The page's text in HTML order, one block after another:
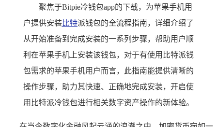
聚焦于Bitpie冷钱包app的下载，为苹果手机用
户提供安装比特派钱包的全流程指南，详细介绍了
从开始准备到完成安装的一系列步骤，帮助用户顺
利在苹果手机上安装该钱包，对于有使用比特派钱
包需求的苹果手机用户而言，此指南能提供清晰的
操作步骤，助力其快速、正确地完成安装，开启使
用比特派冷钱包进行相关数字资产操作的新体验。